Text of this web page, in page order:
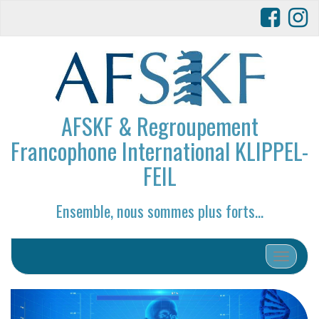
AFSKF & Regroupement
Francophone International KLIPPEL-
FEIL
Ensemble, nous sommes plus forts…
Afficher/
S